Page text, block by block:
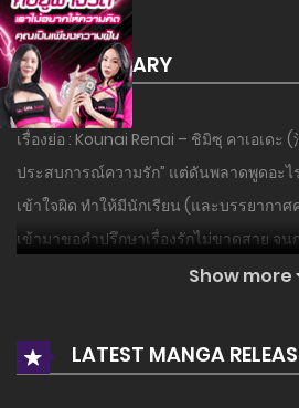
SUMMARY
เรื่องย่อ : Kounai Renai – ชิมิซุ คาเอเดะ
ประสบการณ์ความรัก” แต่ดันพลาดพูดอะไ
เข้าใจผิด ทำให้มีนักเรียน (และบรรยากา
เข้ามาขอคำปรึกษาเรื่องรักไม่ขาดสาย จน
แต่ก็ชวนรู้สึกระแวง/อันตรายนิดๆ” เพราะ
อ่านเรื่องนี้ก่อนใครได้ที่ MANGA-LC.NET เ
Show more
LATEST MANGA